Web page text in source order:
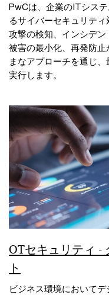
PwCは、企業のITシス
るサイバーセキュリテ
攻撃の検知、インシデ
被害の最小化、再発防
まなアプローチを通じ
実行します。
OTセキュリティ -
ト
ビジネス環境において